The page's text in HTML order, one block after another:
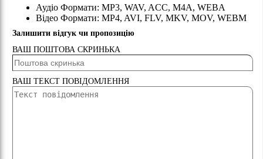
Аудіо Формати: MP3, WAV, ACC, M4A, WEBA
Відео Формати: MP4, AVI, FLV, MKV, MOV, WEBM
Залишити відгук чи пропозицію
ВАШ ПОШТОВА СКРИНЬКА
ВАШ ТЕКСТ ПОВІДОМЛЕННЯ